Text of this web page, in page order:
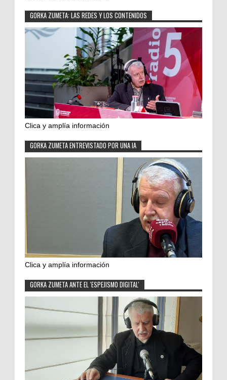
GORKA ZUMETA: LAS REDES Y LOS CONTENIDOS
Clica y amplía información
GORKA ZUMETA ENTREVISTADO POR UNA IA
Clica y amplía información
GORKA ZUMETA ANTE EL 'ESPEJISMO DIGITAL'